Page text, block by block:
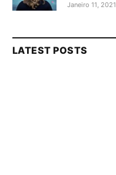
Janeiro 11, 2021
LATEST POSTS